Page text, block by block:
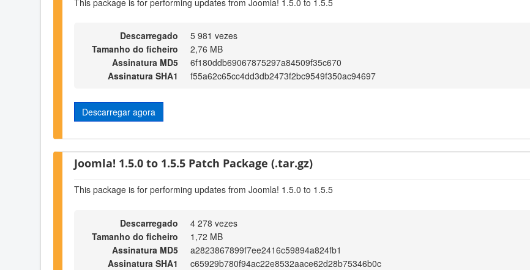
Descarregado
5 981 vezes
Tamanho do ficheiro
2,76 MB
Assinatura MD5
6f180ddb69067875297a84509f35c670
Assinatura SHA1
f55a62c65cc4dd3db2473f2bc9549f350ac94697
Descarregar agora
Joomla! 1.5.0 to 1.5.5 Patch Package (.tar.gz)
This package is for performing updates from Joomla! 1.5.0 to 1.5.5
Descarregado
4 278 vezes
Tamanho do ficheiro
1,72 MB
Assinatura MD5
a2823867899f7ee2416c59894a824fb1
Assinatura SHA1
c65929b780f94ac22e8532aace62d28b75346b0c